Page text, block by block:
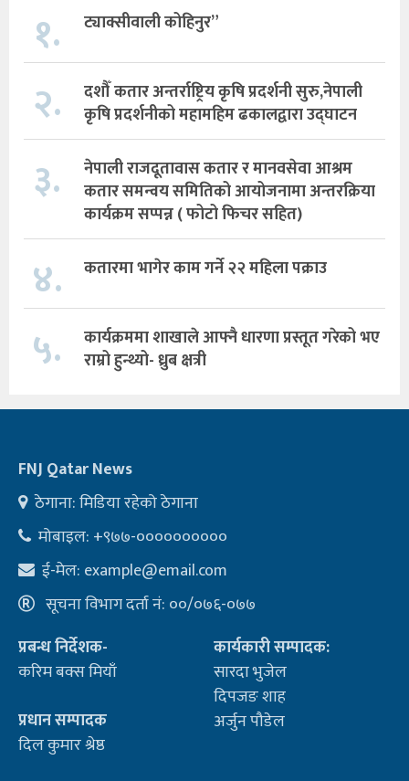
१. ट्याक्सीवाली कोहिनुर”
२.
दशौँ कतार अन्तर्राष्ट्रिय कृषि प्रदर्शनी सुरु,नेपाली
कृषि प्रदर्शनीको महामहिम ढकालद्वारा उद्घाटन
३.
नेपाली राजदूतावास कतार र मानवसेवा आश्रम
कतार समन्वय समितिको आयोजनामा अन्तरक्रिया
कार्यक्रम सप्पन्न ( फोटो फिचर सहित)
४. कतारमा भागेर काम गर्ने २२ महिला पक्राउ
५.
कार्यक्रममा शाखाले आफ्नै धारणा प्रस्तूत गरेको भए
राम्रो हुन्थ्यो- ध्रुब क्षत्री
FNJ Qatar News
ठेगाना: मिडिया रहेको ठेगाना
मोबाइल: +९७७-००००००००००
ई-मेल: example@email.com
सूचना विभाग दर्ता नं: ००/०७६-०७७
प्रबन्ध निर्देशक-
करिम बक्स मियाँ
प्रधान सम्पादक
दिल कुमार श्रेष्ठ
कार्यकारी सम्पादक:
सारदा भुजेल
दिपजङ शाह
अर्जुन पौडेल